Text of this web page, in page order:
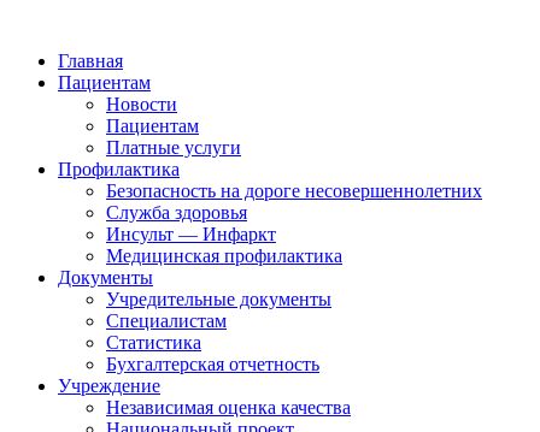
Главная
Пациентам
Новости
Пациентам
Платные услуги
Профилактика
Безопасность на дороге несовершеннолетних
Служба здоровья
Инсульт — Инфаркт
Медицинская профилактика
Документы
Учредительные документы
Специалистам
Статистика
Бухгалтерская отчетность
Учреждение
Независимая оценка качества